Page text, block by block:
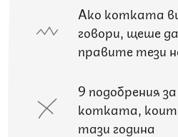
Ако котката
говори, щеше
правите тези
9 подобрения
котката,
тази година